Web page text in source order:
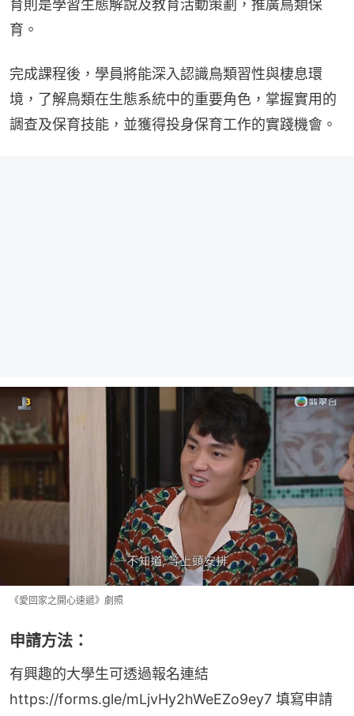
育則是學習生態解說及教育活動策劃，推廣鳥類保
育。
完成課程後，學員將能深入認識鳥類習性與棲息環
境，了解鳥類在生態系統中的重要角色，掌握實用的
調查及保育技能，並獲得投身保育工作的實踐機會。
《愛回家之開心速遞》劇照
申請方法：
有興趣的大學生可透過報名連結
https://forms.gle/mLjvHy2hWeEZo9ey7 填寫申請